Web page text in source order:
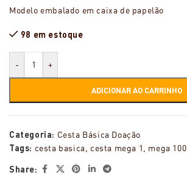
Modelo embalado em caixa de papelão
98 em estoque
- +
ADICIONAR AO CARRINHO
Categoria: Cesta Básica Doação
Tags: cesta basica, cesta mega 1, mega 100
Share: